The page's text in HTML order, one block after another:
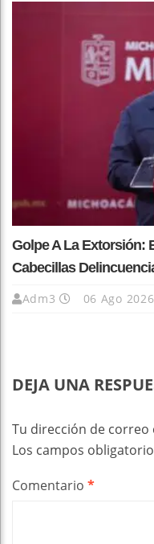
Golpe A La Extorsión:
Cabecillas
Adm3 06 Ago 2026
DEJA UNA
Tu dirección de
Los campos
Comentario *